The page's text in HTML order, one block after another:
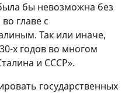
бы невозможна без
главе с
Так или иначе,
х годов во многом
и СССР».
государственных